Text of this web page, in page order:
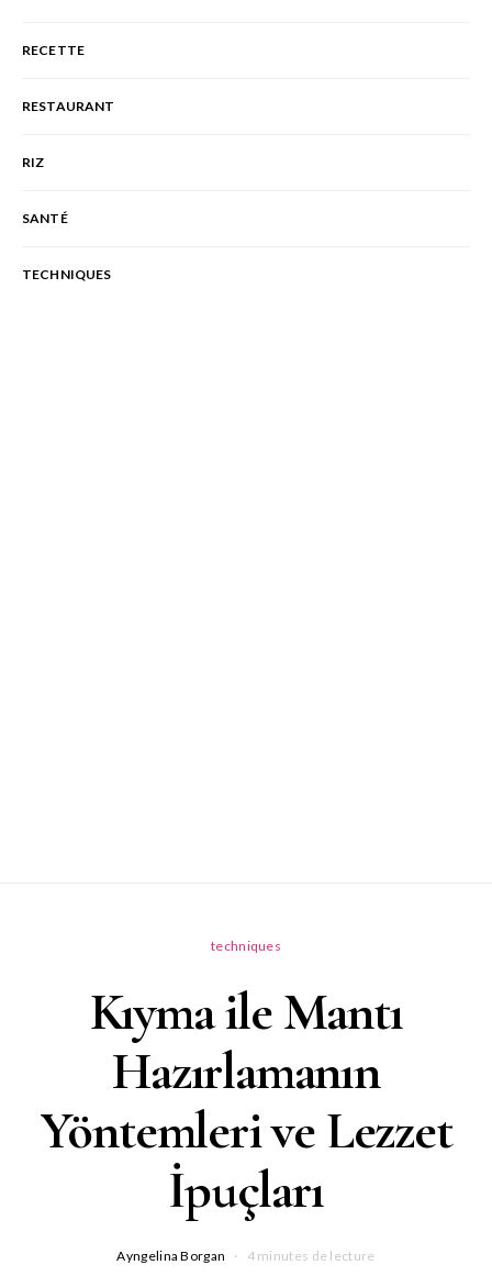
RECETTE
RESTAURANT
RIZ
SANTÉ
TECHNIQUES
techniques
Kıyma ile Mantı
Hazırlamanın
Yöntemleri ve Lezzet
İpuçları
Ayngelina Borgan 4 minutes de lecture